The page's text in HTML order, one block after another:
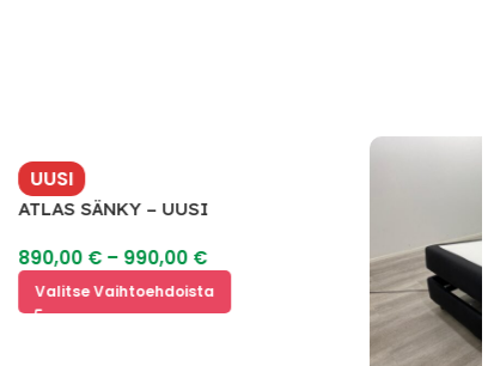
SÄNKY – UUSI
€– 990,00€
Vaihtoehdoista